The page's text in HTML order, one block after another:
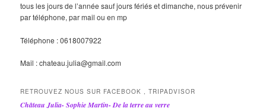
tous les jours de l’année sauf jours fériés et dimanche, nous prévenir
par téléphone, par mail ou en mp
Téléphone : 0618007922
Mail : chateau.julia@gmail.com
RETROUVEZ NOUS SUR FACEBOOK , TRIPADVISOR
Château Julia- Sophie Martin- De la terre au verre